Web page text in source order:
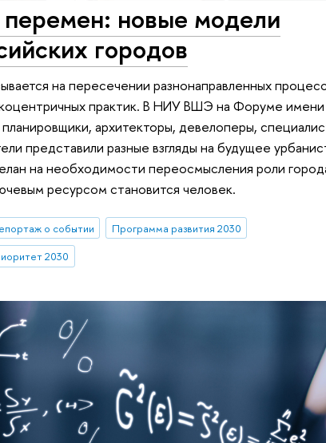
новые модели
городов
на пересечении разнонаправленных
практик. В НИУ ВШЭ на Форуме
архитекторы, девелоперы,
представили разные взгляды на будущее
на необходимости переосмысления роли
ресурсом становится человек.
о событии
Программа развития 2030
2030